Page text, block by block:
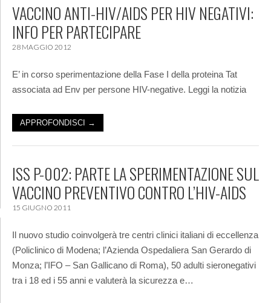
VACCINO ANTI-HIV/AIDS PER HIV NEGATIVI:
INFO PER PARTECIPARE
28 MAGGIO 2012
E’ in corso sperimentazione della Fase I della proteina Tat
associata ad Env per persone HIV-negative. Leggi la notizia
APPROFONDISCI →
ISS P-002: PARTE LA SPERIMENTAZIONE SUL
VACCINO PREVENTIVO CONTRO L’HIV-AIDS
15 GIUGNO 2011
Il nuovo studio coinvolgerà tre centri clinici italiani di eccellenza
(Policlinico di Modena; l’Azienda Ospedaliera San Gerardo di
Monza; l’IFO – San Gallicano di Roma), 50 adulti sieronegativi
tra i 18 ed i 55 anni e valuterà la sicurezza e…